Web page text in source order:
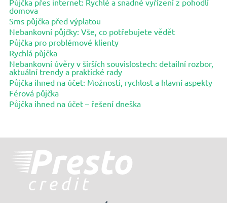
domova
Sms půjčka před výplatou
Nebankovní půjčky: Vše, co potřebujete vědět
Půjčka pro problémové klienty
Rychlá půjčka
Nebankovní úvěry v širších souvislostech: detailní rozbor,
aktuální trendy a praktické rady
Půjčka ihned na účet: Možnosti, rychlost a hlavní aspekty
Férová půjčka
Půjčka ihned na účet – řešení dneška